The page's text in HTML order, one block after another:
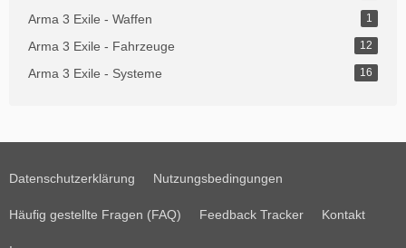
Arma 3 Exile - Waffen 1
Arma 3 Exile - Fahrzeuge 12
Arma 3 Exile - Systeme 16
Datenschutzerklärung Nutzungsbedingungen
Häufig gestellte Fragen (FAQ) Feedback Tracker Kontakt